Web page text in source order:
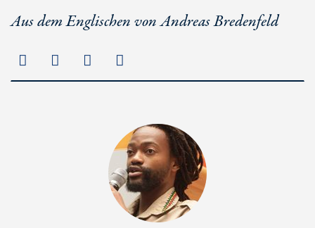
Aus dem Englischen von Andreas Bredenfeld